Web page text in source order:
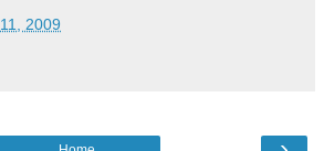
2009